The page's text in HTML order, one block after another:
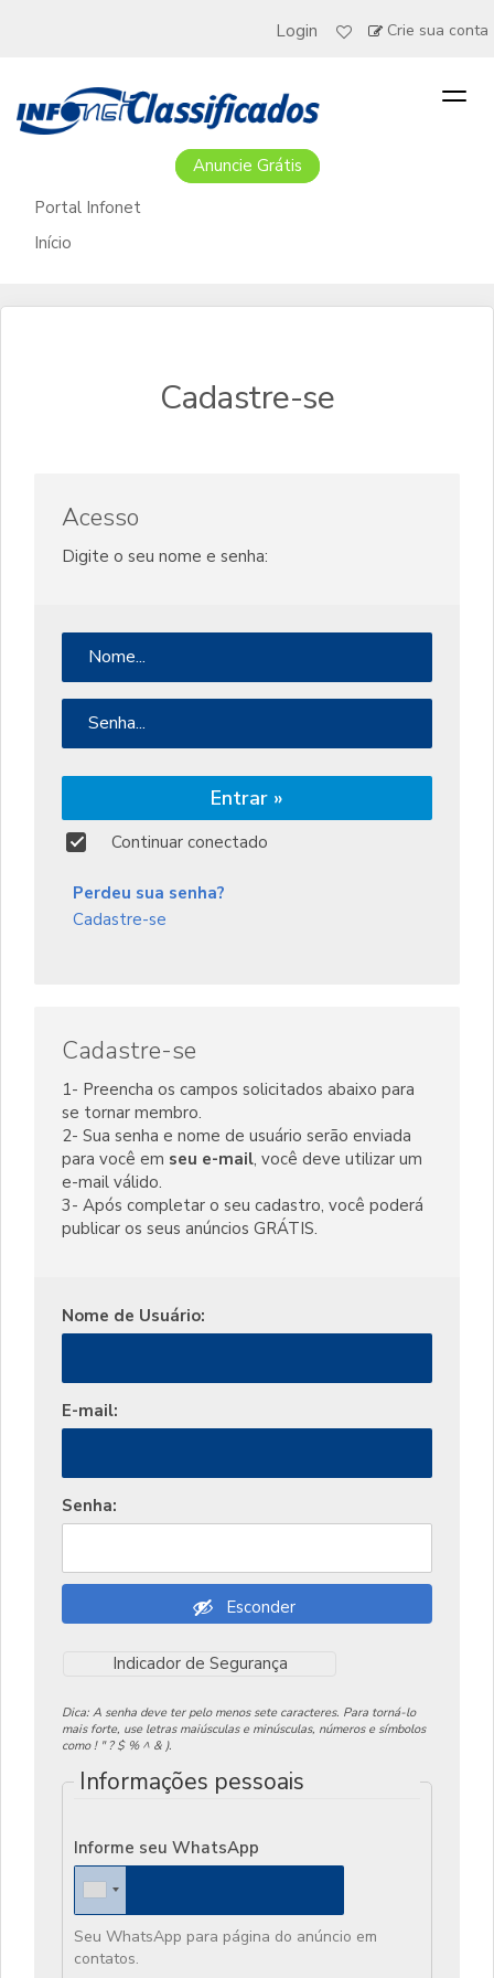
Login Crie sua conta
Anuncie Grátis
Portal Infonet
Início
Cadastre-se
Acesso
Digite o seu nome e senha:
Nome:
Senha:
Entrar »
Continuar conectado
Perdeu sua senha?
Cadastre-se
Cadastre-se
1- Preencha os campos solicitados abaixo para
se tornar membro.
2- Sua senha e nome de usuário serão enviada
para você em seu e-mail, você deve utilizar um
e-mail válido.
3- Após completar o seu cadastro, você poderá
publicar os seus anúncios GRÁTIS.
Nome de Usuário:
E-mail:
Senha:
Esconder
Indicador de Segurança
Dica: A senha deve ter pelo menos sete caracteres. Para torná-lo
mais forte, use letras maiúsculas e minúsculas, números e símbolos
como ! " ? $ % ^ & ).
Informações pessoais
Informe seu WhatsApp
Seu WhatsApp para página do anúncio em
contatos.